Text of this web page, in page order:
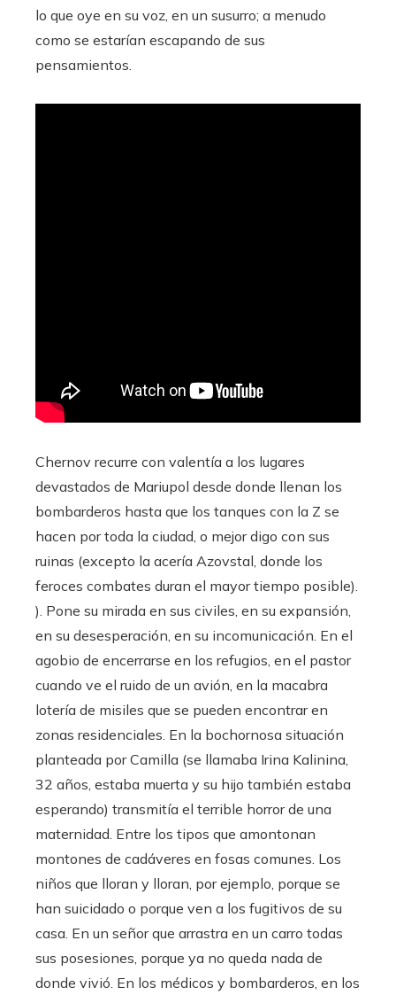
lo que oye en su voz, en un susurro; a menudo
como se estarían escapando de sus
pensamientos.
Chernov recurre con valentía a los lugares
devastados de Mariupol desde donde llenan los
bombarderos hasta que los tanques con la Z se
hacen por toda la ciudad, o mejor digo con sus
ruinas (excepto la acería Azovstal, donde los
feroces combates duran el mayor tiempo posible).
). Pone su mirada en sus civiles, en su expansión,
en su desesperación, en su incomunicación. En el
agobio de encerrarse en los refugios, en el pastor
cuando ve el ruido de un avión, en la macabra
lotería de misiles que se pueden encontrar en
zonas residenciales. En la bochornosa situación
planteada por Camilla (se llamaba Irina Kalinina,
32 años, estaba muerta y su hijo también estaba
esperando) transmitía el terrible horror de una
maternidad. Entre los tipos que amontonan
montones de cadáveres en fosas comunes. Los
niños que lloran y lloran, por ejemplo, porque se
han suicidado o porque ven a los fugitivos de su
casa. En un señor que arrastra en un carro todas
sus posesiones, porque ya no queda nada de
donde vivió. En los médicos y bombarderos, en los